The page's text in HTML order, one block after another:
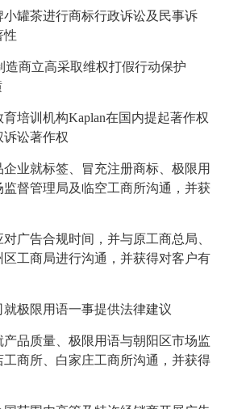
罐茶进行商标行政诉讼及民事诉
性
造商立高采取维权打假行动保护
培训机构Kaplan在国内提起著作权
讼著作权
业就标签、冒充注册商标、极限用
督管理局及临空工商所沟通，并获
广告合规时间，并与原工商总局、
工商局进行沟通，并获得对客户有
极限用语一事提供法律建议
品质量、极限用语与朝阳区市场监
商所、白家庄工商所沟通，并获得